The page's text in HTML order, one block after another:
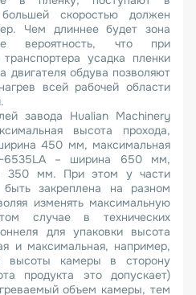
скоростью должен
Чем длиннее будет зона
вероятность, что при
усадка пленки
двигателя обдува позволяют
всей рабочей области
завода Hualian Machinery
высота прохода,
450 мм, максимальная
– ширина 650 мм,
350 мм. При этом у части
закреплена на разном
изменять максимальную
случае в технических
для упаковки высота
и максимальная, например,
камеры в сторону
продукта это допускает)
объем камеры, тем